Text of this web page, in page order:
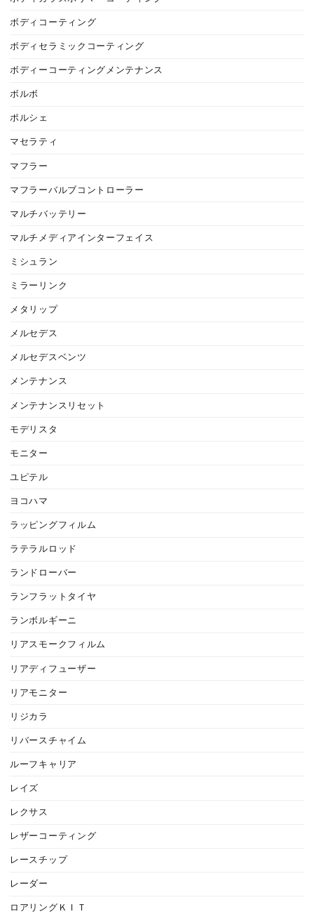
ボディコーティング
ボディセラミックコーティング
ボディーコーティングメンテナンス
ボルボ
ポルシェ
マセラティ
マフラー
マフラーバルブコントローラー
マルチバッテリー
マルチメディアインターフェイス
ミシュラン
ミラーリンク
メタリップ
メルセデス
メルセデスベンツ
メンテナンス
メンテナンスリセット
モデリスタ
モニター
ユピテル
ヨコハマ
ラッピングフィルム
ラテラルロッド
ランドローバー
ランフラットタイヤ
ランボルギーニ
リアスモークフィルム
リアディフューザー
リアモニター
リジカラ
リバースチャイム
ルーフキャリア
レイズ
レクサス
レザーコーティング
レースチップ
レーダー
ロアリングＫＩＴ